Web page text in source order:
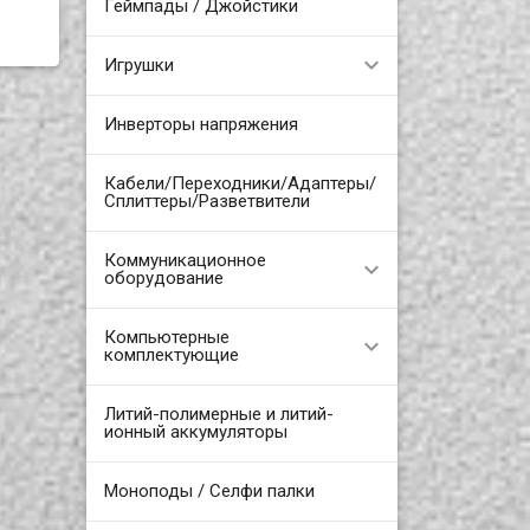
Геймпады / Джойстики
Игрушки
Инверторы напряжения
Кабели/Переходники/Адаптеры/
Сплиттеры/Разветвители
Коммуникационное
оборудование
Компьютерные
комплектующие
Литий-полимерные и литий-
ионный аккумуляторы
Моноподы / Селфи палки